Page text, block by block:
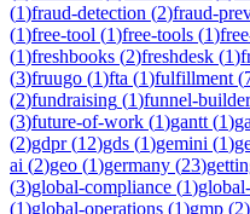
(1)fraud-detection (2)fraud-
(1)free-tool (1)free-tools (1)
(1)freshbooks (2)freshdesk (1)
(3)fruugo (1)fta (1)fulfillment (
(2)fundraising (1)funnel-builder
(3)future-of-work (1)gantt (1)
(2)gdpr(12)gds (1)gemini (1)
ai (2)geo (1)germany (23)
(3)global-compliance (1)
(1)global-operations (1)gmp (2)